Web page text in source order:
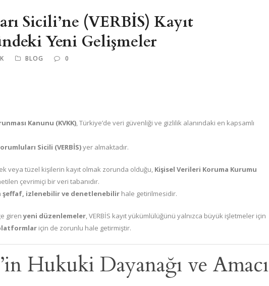
Sicili’ne (VERBİS) Kayıt
Yeni Gelişmeler
BLOG 0
Kanunu (KVKK), Türkiye’de veri güvenliği ve gizlilik alanındaki en kapsamlı
Sicili (VERBİS)yer almaktadır.
veya tüzel kişilerin kayıt olmak zorunda olduğu, Kişisel Verileri Koruma Kurumu
çevrimiçi bir veri tabanıdır.
şeffaf, izlenebilir ve denetlenebilir hale getirilmesidir.
girenyeni düzenlemeler, VERBİS kayıt yükümlülüğünü yalnızca büyük işletmeler için
için de zorunlu hale getirmiştir.
Hukuki Dayanağı ve Amacı